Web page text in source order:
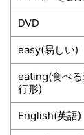
DVD
easy(易しい)
eating(食べ
行形)
English(英語)